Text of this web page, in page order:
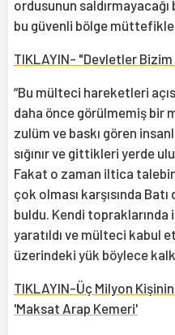
ordusunun saldırmayacağı
bu güvenli bölge
TIKLAYIN- "Devletler Bizim
“Bu mülteci hareketleri
daha önce görülmemiş bir
zulüm ve baskı gören
sığınır ve gittikleri yerde
Fakat o zaman iltica
çok olması karşısında Batı
buldu. Kendi
yaratıldı ve mülteci kabul
üzerindeki yük böylece
TIKLAYIN-Üç Milyon
'Maksat Arap Kemeri'